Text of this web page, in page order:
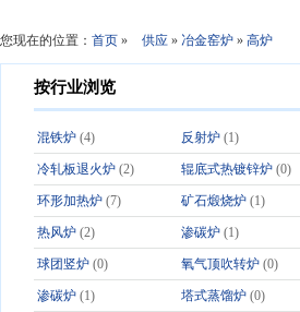
您现在的位置： 首页 » 供应 » 冶金窑炉 » 高炉
按行业浏览
混铁炉 (4) 反射炉 (1)
冷轧板退火炉 (2) 辊底式热镀锌炉 (0)
环形加热炉 (7) 矿石煅烧炉 (1)
热风炉 (2) 渗碳炉 (1)
球团竖炉 (0) 氧气顶吹转炉 (0)
渗碳炉 (1) 塔式蒸馏炉 (0)